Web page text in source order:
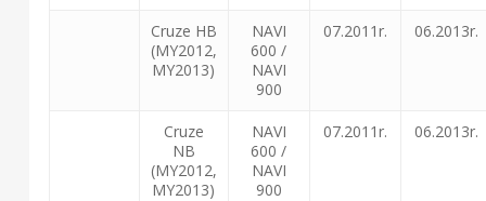
Cruze HB
(MY2012,
MY2013)
NAVI
600 /
NAVI
900
07.2011r. 06.2013r.
Cruze
NB
(MY2012,
MY2013)
NAVI
600 /
NAVI
900
07.2011r. 06.2013r.